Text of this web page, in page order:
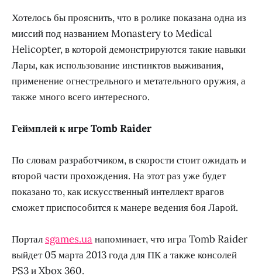
Хотелось бы прояснить, что в ролике показана одна из
миссий под названием Monastery to Medical
Helicopter, в которой демонстрируются такие навыки
Лары, как использование инстинктов выживания,
применение огнестрельного и метательного оружия, а
также много всего интересного.
Геймплей к игре Tomb Raider
По словам разработчиком, в скорости стоит ожидать и
второй части прохождения. На этот раз уже будет
показано то, как искусственный интеллект врагов
сможет приспособится к манере ведения боя Ларой.
Портал sgames.uaнапоминает, что игра Tomb Raider
выйдет 05 марта 2013 года для ПК а также консолей
PS3 и Xbox 360.